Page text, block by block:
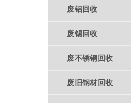
废铝回收
废锡回收
废不锈钢回收
废旧钢材回收